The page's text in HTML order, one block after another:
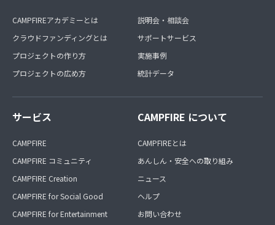
CAMPFIREアカデミーとは
クラウドファンディングとは
プロジェクトの作り方
プロジェクトの広め方
説明会・相談会
サポートサービス
実施事例
統計データ
サービス
CAMPFIRE
CAMPFIRE コミュニティ
CAMPFIRE Creation
CAMPFIRE for Social Good
CAMPFIRE for Entertainment
CAMPFIRE について
CAMPFIREとは
あんしん・安全への取り組み
ニュース
ヘルプ
お問い合わせ